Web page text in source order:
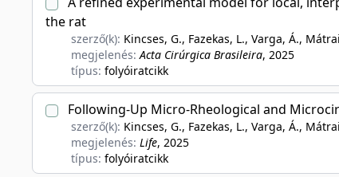
the rat
szerző(k): Kincses, G., Fazekas, L., Varga, Á.,
megjelenés:Acta Cirúrgica Brasileira, 2025
típus: folyóiratcikk
Following-Up Micro-Rheological and
szerző(k): Kincses, G., Fazekas, L., Varga, Á.,
megjelenés: Life, 2025
típus: folyóiratcikk